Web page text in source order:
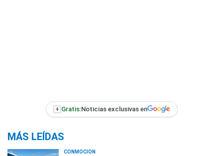
+ Gratis:Noticias exclusivas en
MÁS LEÍDAS
CONMOCIÓN